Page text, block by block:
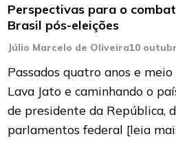
Perspectivas para o
Brasil pós-eleições
Júlio Marcelo de Oliveira10
Passados quatro anos e
Lava Jato e caminhando o
de presidente da República,
parlamentos federal [leia